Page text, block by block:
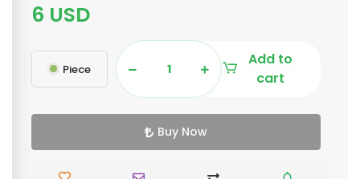
6 USD
Piece
Add to
cart
Buy Now